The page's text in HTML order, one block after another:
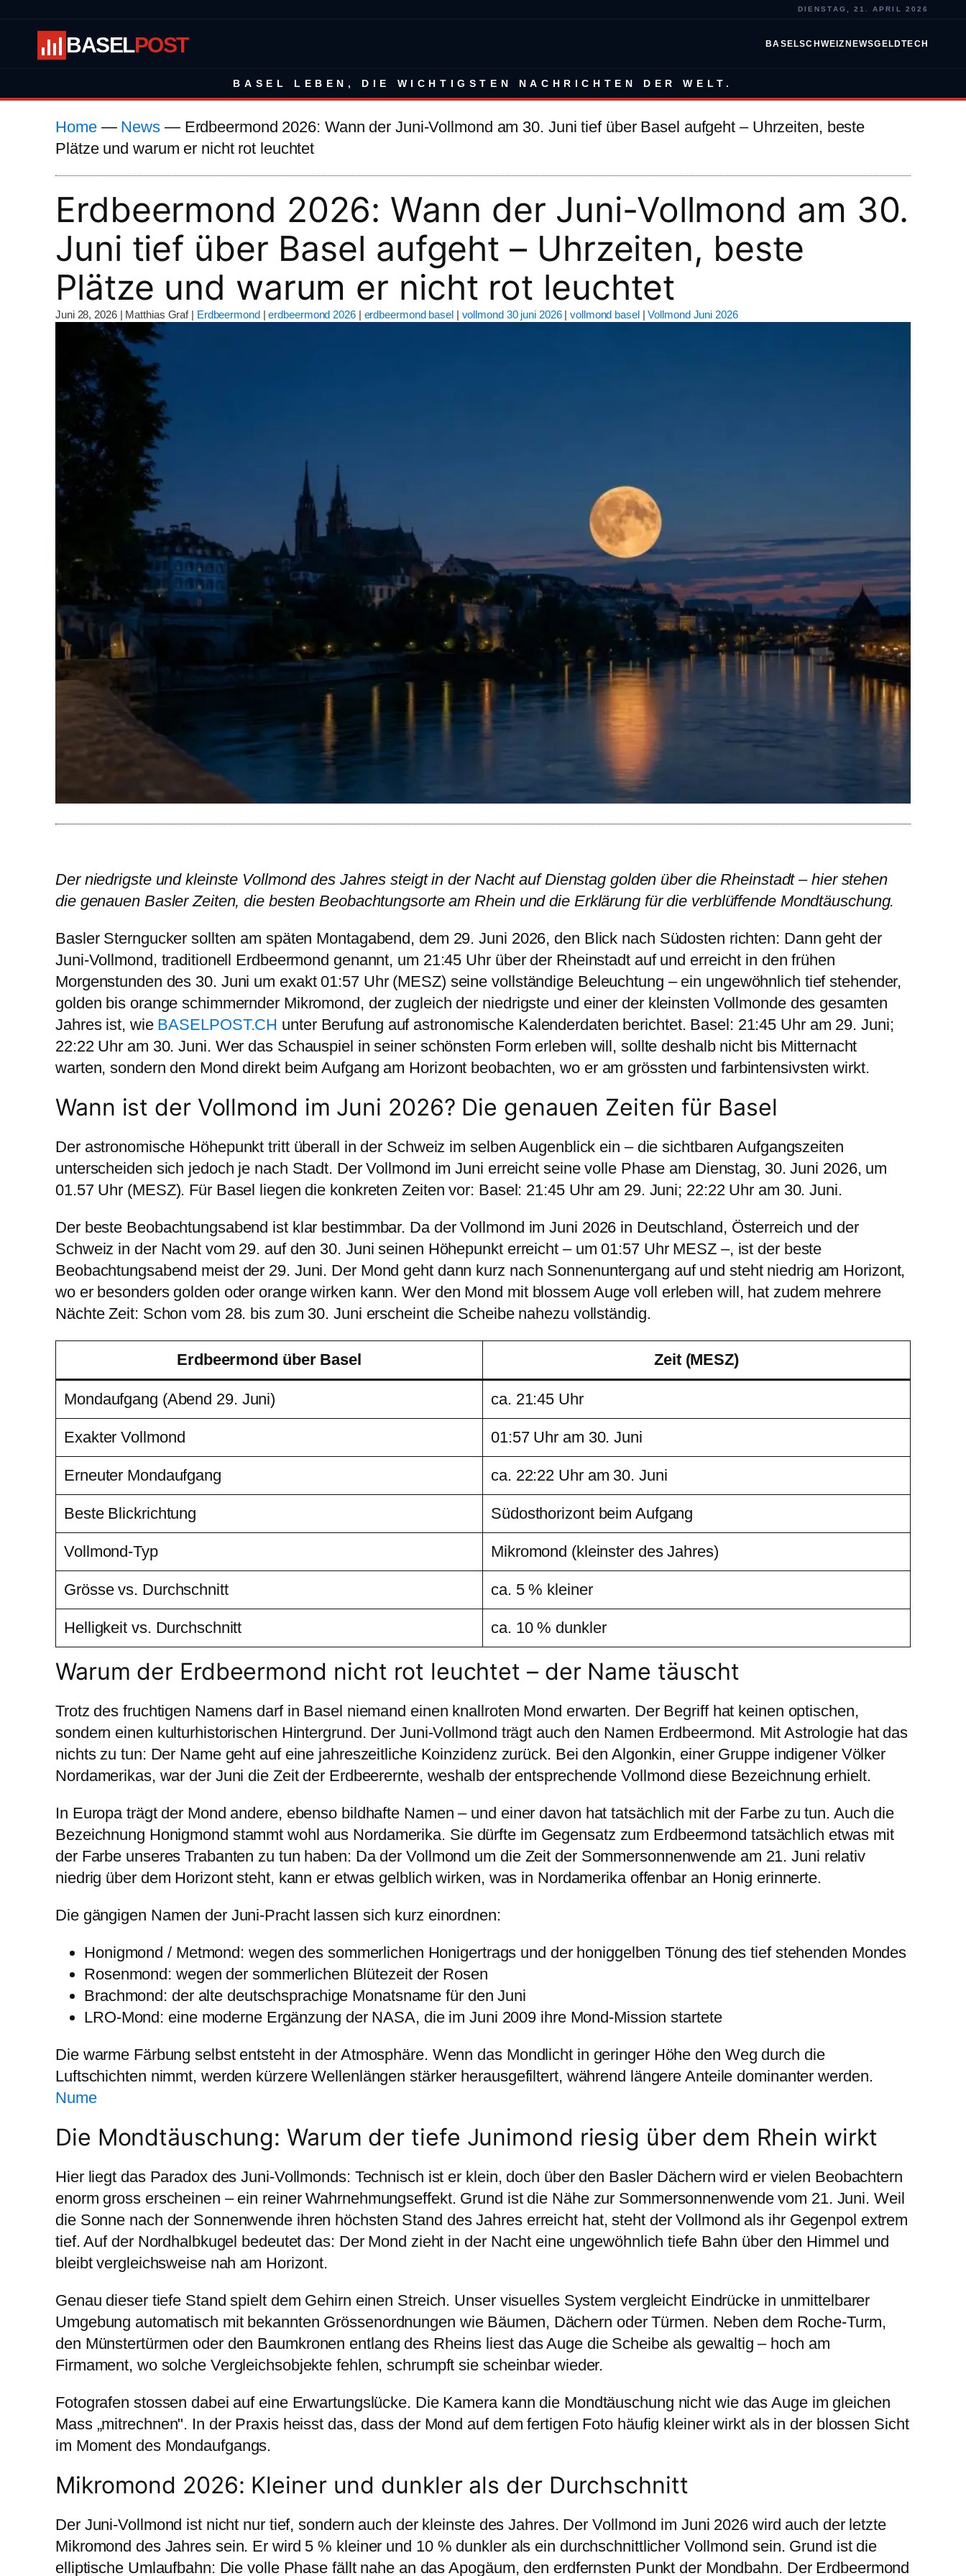
DIENSTAG, 21. APRIL 2026
BASELPOST BASELSCHWEIZ NEWSGELDTECH
BASEL LEBEN, DIE WICHTIGSTEN NACHRICHTEN DER WELT.
Home— News— Erdbeermond 2026: Wann der Juni-Vollmond am 30. Juni tief über Basel aufgeht – Uhrzeiten, beste
Plätze und warum er nicht rot leuchtet
Erdbeermond 2026: Wann der Juni-Vollmond am 30.
Juni tief über Basel aufgeht – Uhrzeiten, beste
Plätze und warum er nicht rot leuchtet
Juni 28, 2026| Matthias Graf| Erdbeermond|erdbeermond 2026| erdbeermond basel| vollmond 30 juni 2026|vollmond basel|Vollmond Juni 2026
Der niedrigste und kleinste Vollmond des Jahres steigt in der Nacht auf Dienstag golden über die Rheinstadt – hier stehen
die genauen Basler Zeiten, die besten Beobachtungsorte am Rhein und die Erklärung für die verblüffende Mondtäuschung.
Basler Sterngucker sollten am späten Montagabend, dem 29. Juni 2026, den Blick nach Südosten richten: Dann geht der
Juni-Vollmond, traditionell Erdbeermond genannt, um 21:45 Uhr über der Rheinstadt auf und erreicht in den frühen
Morgenstunden des 30. Juni um exakt 01:57 Uhr (MESZ) seine vollständige Beleuchtung – ein ungewöhnlich tief stehender,
golden bis orange schimmernder Mikromond, der zugleich der niedrigste und einer der kleinsten Vollmonde des gesamten
Jahres ist, wie BASELPOST.CH unter Berufung auf astronomische Kalenderdaten berichtet. Basel: 21:45 Uhr am 29. Juni;
22:22 Uhr am 30. Juni. Wer das Schauspiel in seiner schönsten Form erleben will, sollte deshalb nicht bis Mitternacht
warten, sondern den Mond direkt beim Aufgang am Horizont beobachten, wo er am grössten und farbintensivsten wirkt.
Wann ist der Vollmond im Juni 2026? Die genauen Zeiten für Basel
Der astronomische Höhepunkt tritt überall in der Schweiz im selben Augenblick ein – die sichtbaren Aufgangszeiten
unterscheiden sich jedoch je nach Stadt. Der Vollmond im Juni erreicht seine volle Phase am Dienstag, 30. Juni 2026, um
01.57 Uhr (MESZ). Für Basel liegen die konkreten Zeiten vor: Basel: 21:45 Uhr am 29. Juni; 22:22 Uhr am 30. Juni.
Der beste Beobachtungsabend ist klar bestimmbar. Da der Vollmond im Juni 2026 in Deutschland, Österreich und der
Schweiz in der Nacht vom 29. auf den 30. Juni seinen Höhepunkt erreicht – um 01:57 Uhr MESZ –, ist der beste
Beobachtungsabend meist der 29. Juni. Der Mond geht dann kurz nach Sonnenuntergang auf und steht niedrig am Horizont,
wo er besonders golden oder orange wirken kann. Wer den Mond mit blossem Auge voll erleben will, hat zudem mehrere
Nächte Zeit: Schon vom 28. bis zum 30. Juni erscheint die Scheibe nahezu vollständig.
Erdbeermond über Basel Zeit (MESZ)
Mondaufgang (Abend 29. Juni) ca. 21:45 Uhr
Exakter Vollmond 01:57 Uhr am 30. Juni
Erneuter Mondaufgang ca. 22:22 Uhr am 30. Juni
Beste Blickrichtung Südosthorizont beim Aufgang
Vollmond-Typ Mikromond (kleinster des Jahres)
Grösse vs. Durchschnitt ca. 5 % kleiner
Helligkeit vs. Durchschnitt ca. 10 % dunkler
Warum der Erdbeermond nicht rot leuchtet – der Name täuscht
Trotz des fruchtigen Namens darf in Basel niemand einen knallroten Mond erwarten. Der Begriff hat keinen optischen,
sondern einen kulturhistorischen Hintergrund. Der Juni-Vollmond trägt auch den Namen Erdbeermond. Mit Astrologie hat das
nichts zu tun: Der Name geht auf eine jahreszeitliche Koinzidenz zurück. Bei den Algonkin, einer Gruppe indigener Völker
Nordamerikas, war der Juni die Zeit der Erdbeerernte, weshalb der entsprechende Vollmond diese Bezeichnung erhielt.
In Europa trägt der Mond andere, ebenso bildhafte Namen – und einer davon hat tatsächlich mit der Farbe zu tun. Auch die
Bezeichnung Honigmond stammt wohl aus Nordamerika. Sie dürfte im Gegensatz zum Erdbeermond tatsächlich etwas mit
der Farbe unseres Trabanten zu tun haben: Da der Vollmond um die Zeit der Sommersonnenwende am 21. Juni relativ
niedrig über dem Horizont steht, kann er etwas gelblich wirken, was in Nordamerika offenbar an Honig erinnerte.
Die gängigen Namen der Juni-Pracht lassen sich kurz einordnen:
Honigmond / Metmond: wegen des sommerlichen Honigertrags und der honiggelben Tönung des tief stehenden Mondes
Rosenmond: wegen der sommerlichen Blütezeit der Rosen
Brachmond: der alte deutschsprachige Monatsname für den Juni
LRO-Mond: eine moderne Ergänzung der NASA, die im Juni 2009 ihre Mond-Mission startete
Die warme Färbung selbst entsteht in der Atmosphäre. Wenn das Mondlicht in geringer Höhe den Weg durch die
Luftschichten nimmt, werden kürzere Wellenlängen stärker herausgefiltert, während längere Anteile dominanter werden.
Nume
Die Mondtäuschung: Warum der tiefe Junimond riesig über dem Rhein wirkt
Hier liegt das Paradox des Juni-Vollmonds: Technisch ist er klein, doch über den Basler Dächern wird er vielen Beobachtern
enorm gross erscheinen – ein reiner Wahrnehmungseffekt. Grund ist die Nähe zur Sommersonnenwende vom 21. Juni. Weil
die Sonne nach der Sonnenwende ihren höchsten Stand des Jahres erreicht hat, steht der Vollmond als ihr Gegenpol extrem
tief. Auf der Nordhalbkugel bedeutet das: Der Mond zieht in der Nacht eine ungewöhnlich tiefe Bahn über den Himmel und
bleibt vergleichsweise nah am Horizont.
Genau dieser tiefe Stand spielt dem Gehirn einen Streich. Unser visuelles System vergleicht Eindrücke in unmittelbarer
Umgebung automatisch mit bekannten Grössenordnungen wie Bäumen, Dächern oder Türmen. Neben dem Roche-Turm,
den Münstertürmen oder den Baumkronen entlang des Rheins liest das Auge die Scheibe als gewaltig – hoch am
Firmament, wo solche Vergleichsobjekte fehlen, schrumpft sie scheinbar wieder.
Fotografen stossen dabei auf eine Erwartungslücke. Die Kamera kann die Mondtäuschung nicht wie das Auge im gleichen
Mass „mitrechnen". In der Praxis heisst das, dass der Mond auf dem fertigen Foto häufig kleiner wirkt als in der blossen Sicht
im Moment des Mondaufgangs.
Mikromond 2026: Kleiner und dunkler als der Durchschnitt
Der Juni-Vollmond ist nicht nur tief, sondern auch der kleinste des Jahres. Der Vollmond im Juni 2026 wird auch der letzte
Mikromond des Jahres sein. Er wird 5 % kleiner und 10 % dunkler als ein durchschnittlicher Vollmond sein. Grund ist die
elliptische Umlaufbahn: Die volle Phase fällt nahe an das Apogäum, den erdfernsten Punkt der Mondbahn. Der Erdbeermond